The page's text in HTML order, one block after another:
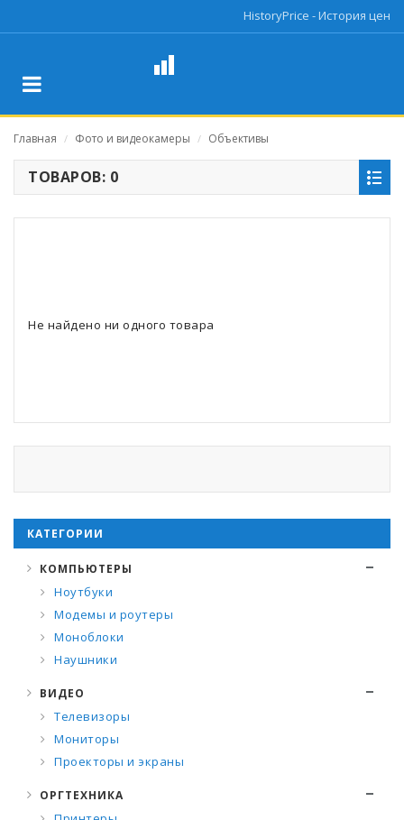
HistoryPrice - История цен
Главная / Фото и видеокамеры / Объективы
ТОВАРОВ: 0
Не найдено ни одного товара
КАТЕГОРИИ
КОМПЬЮТЕРЫ
Ноутбуки
Модемы и роутеры
Моноблоки
Наушники
ВИДЕО
Телевизоры
Мониторы
Проекторы и экраны
ОРГТЕХНИКА